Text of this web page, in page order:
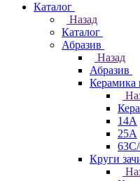
Каталог
Назад
Каталог
Абразив
Назад
Абразив
Керамика
14А
25А
Круги